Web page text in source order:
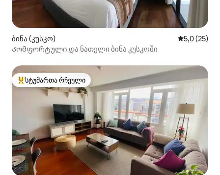
ბინა (კუსკო) საშუალო
5,0 (25)
Კომფორტული და ნათელი ბინა კუსკოში
სტუმართა რჩეული მოწინავე ვარიანტი
სტუმართა რჩეული